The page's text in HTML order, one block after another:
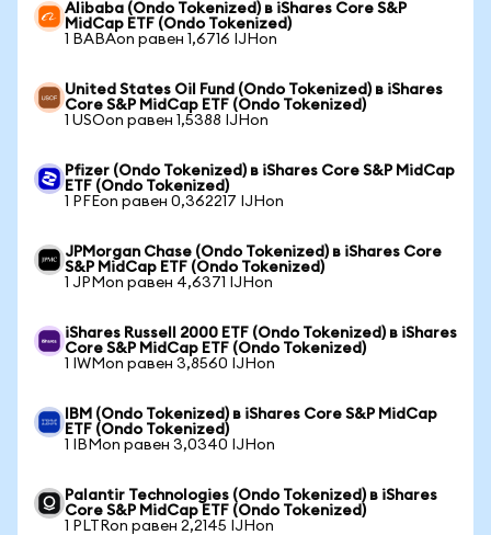
Alibaba (Ondo Tokenized) в iShares Core S&P
MidCap ETF (Ondo Tokenized)
1 BABAon равен 1,6716 IJHon
United States Oil Fund (Ondo Tokenized) в iShares
Core S&P MidCap ETF (Ondo Tokenized)
1 USOon равен 1,5388 IJHon
Pfizer (Ondo Tokenized) в iShares Core S&P MidCap
ETF (Ondo Tokenized)
1 PFEon равен 0,362217 IJHon
JPMorgan Chase (Ondo Tokenized) в iShares Core
S&P MidCap ETF (Ondo Tokenized)
1 JPMon равен 4,6371 IJHon
iShares Russell 2000 ETF (Ondo Tokenized) в iShares
Core S&P MidCap ETF (Ondo Tokenized)
1 IWMon равен 3,8560 IJHon
IBM (Ondo Tokenized) в iShares Core S&P MidCap
ETF (Ondo Tokenized)
1 IBMon равен 3,0340 IJHon
Palantir Technologies (Ondo Tokenized) в iShares
Core S&P MidCap ETF (Ondo Tokenized)
1 PLTRon равен 2,2145 IJHon